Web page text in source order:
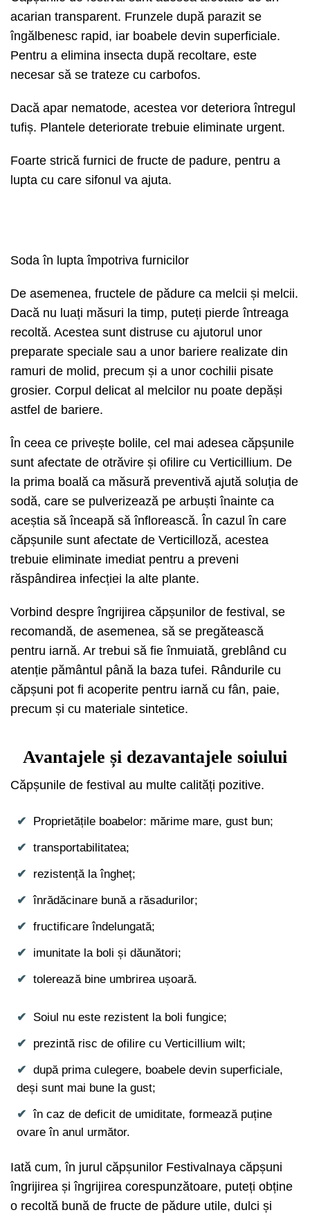
acarian transparent. Frunzele după parazit se
îngălbenesc rapid, iar boabele devin superficiale.
Pentru a elimina insecta după recoltare, este
necesar să se trateze cu carbofos.
Dacă apar nematode, acestea vor deteriora întregul
tufiș. Plantele deteriorate trebuie eliminate urgent.
Foarte strică furnici de fructe de padure, pentru a
lupta cu care sifonul va ajuta.
Soda în lupta împotriva furnicilor
De asemenea, fructele de pădure ca melcii și melcii.
Dacă nu luați măsuri la timp, puteți pierde întreaga
recoltă. Acestea sunt distruse cu ajutorul unor
preparate speciale sau a unor bariere realizate din
ramuri de molid, precum și a unor cochilii pisate
grosier. Corpul delicat al melcilor nu poate depăși
astfel de bariere.
În ceea ce privește bolile, cel mai adesea căpșunile
sunt afectate de otrăvire și ofilire cu Verticillium. De
la prima boală ca măsură preventivă ajută soluția de
sodă, care se pulverizează pe arbuști înainte ca
aceștia să înceapă să înflorească. În cazul în care
căpșunile sunt afectate de Verticilloză, acestea
trebuie eliminate imediat pentru a preveni
răspândirea infecției la alte plante.
Vorbind despre îngrijirea căpșunilor de festival, se
recomandă, de asemenea, să se pregătească
pentru iarnă. Ar trebui să fie înmuiată, greblând cu
atenție pământul până la baza tufei. Rândurile cu
căpșuni pot fi acoperite pentru iarnă cu fân, paie,
precum și cu materiale sintetice.
Avantajele și dezavantajele soiului
Căpșunile de festival au multe calități pozitive.
Proprietățile boabelor: mărime mare, gust bun;
transportabilitatea;
rezistență la îngheț;
înrădăcinare bună a răsadurilor;
fructificare îndelungată;
imunitate la boli și dăunători;
tolerează bine umbrirea ușoară.
Soiul nu este rezistent la boli fungice;
prezintă risc de ofilire cu Verticillium wilt;
după prima culegere, boabele devin superficiale,
deși sunt mai bune la gust;
în caz de deficit de umiditate, formează puține
ovare în anul următor.
Iată cum, în jurul căpșunilor Festivalnaya căpșuni
îngrijirea și îngrijirea corespunzătoare, puteți obține
o recoltă bună de fructe de pădure utile, dulci și